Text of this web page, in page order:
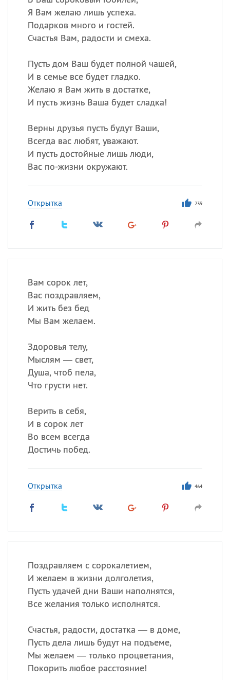
Я Вам желаю лишь успеха.
Подарков много и гостей.
Счастья Вам, радости и смеха.
Пусть дом Ваш будет полной чашей,
И в семье все будет гладко.
Желаю я Вам жить в достатке,
И пусть жизнь Ваша будет сладка!
Верны друзья пусть будут Ваши,
Всегда вас любят, уважают.
И пусть достойные лишь люди,
Вас по-жизни окружают.
Открытка 239
Вам сорок лет,
Вас поздравляем,
И жить без бед
Мы Вам желаем.
Здоровья телу,
Мыслям — свет,
Душа, чтоб пела,
Что грусти нет.
Верить в себя,
И в сорок лет
Во всем всегда
Достичь побед.
Открытка 464
Поздравляем с сорокалетием,
И желаем в жизни долголетия,
Пусть удачей дни Ваши наполнятся,
Все желания только исполнятся.
Счастья, радости, достатка — в доме,
Пусть дела лишь будут на подъеме,
Мы желаем — только процветания,
Покорить любое расстояние!